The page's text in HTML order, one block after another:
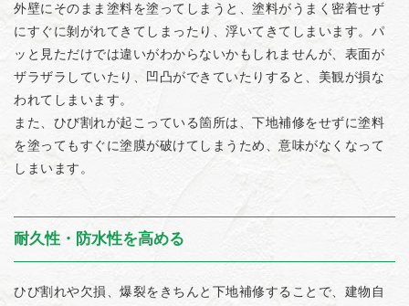
外壁にそのまま塗料を塗ってしまうと、塗料がうまく密着せず
にすぐに剝がれてきてしまったり、浮いてきてしまいます。パ
ッと見ただけでは違いがわからないかもしれませんが、表面が
ザラザラしていたり、凹凸ができていたりすると、美観が損な
われてしまいます。
また、ひび割れが起こっている箇所は、下地補修をせずに塗料
を塗ってもすぐに塗膜が破けてしまうため、意味がなくなって
しまいます。
耐久性・防水性を高める
ひび割れや欠損、爆裂をきちんと下地補修することで、建物自